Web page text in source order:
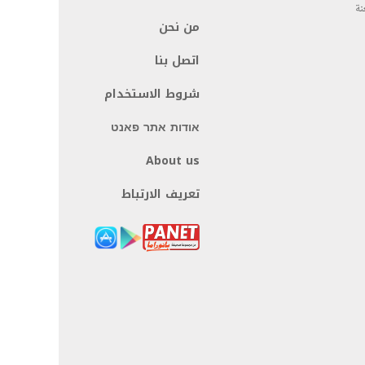
من نحن
اتصل بنا
شروط الاستخدام
אודות אתר פאנט
About us
تعريف الارتباط